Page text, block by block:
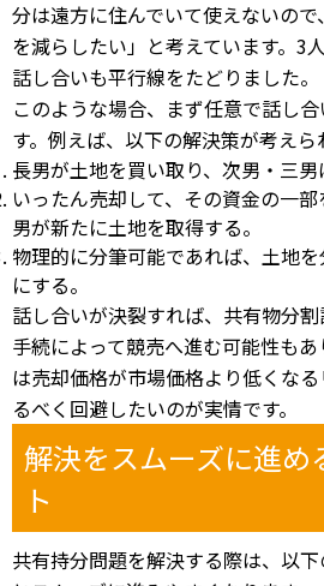
分は遠方に住んでいて使えないの
を減らしたい」と考えています。3
話し合いも平行線をたどりました。
このような場合、まず任意で話し
す。例えば、以下の解決策が考えら
長男が土地を買い取り、次男・三男
いったん売却して、その資金の一
男が新たに土地を取得する。
物理的に分筆可能であれば、土地
にする。
話し合いが決裂すれば、共有物分
手続によって競売へ進む可能性も
は売却価格が市場価格より低くな
るべく回避したいのが実情です。
解決をスムーズに進め
ト
共有持分問題を解決する際は、以